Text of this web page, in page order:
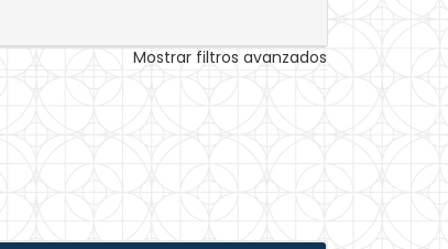
Mostrar filtros avanzados